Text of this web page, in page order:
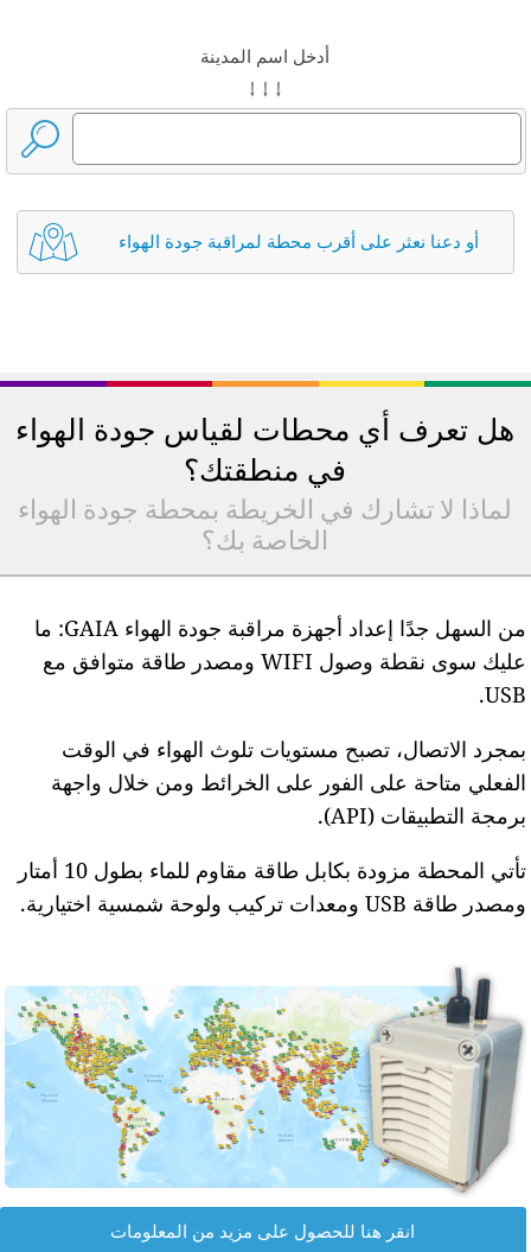
أدخل اسم المدينة
↓ ↓ ↓
أو دعنا نعثر على أقرب محطة لمراقبة جودة الهواء
هل تعرف أي محطات لقياس جودة الهواء
في منطقتك؟
لماذا لا تشارك في الخريطة بمحطة جودة الهواء
الخاصة بك؟
من السهل جدًا إعداد أجهزة مراقبة جودة الهواء GAIA: ما
عليك سوى نقطة وصول WIFI ومصدر طاقة متوافق مع
USB.
بمجرد الاتصال، تصبح مستويات تلوث الهواء في الوقت
الفعلي متاحة على الفور على الخرائط ومن خلال واجهة
برمجة التطبيقات (API).
تأتي المحطة مزودة بكابل طاقة مقاوم للماء بطول 10 أمتار
ومصدر طاقة USB ومعدات تركيب ولوحة شمسية اختيارية.
انقر هنا للحصول على مزيد من المعلومات